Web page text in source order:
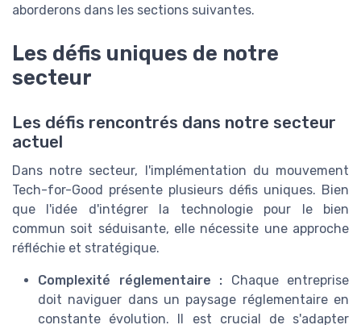
aborderons dans les sections suivantes.
Les défis uniques de notre
secteur
Les défis rencontrés dans notre secteur
actuel
Dans notre secteur, l'implémentation du mouvement
Tech-for-Good présente plusieurs défis uniques. Bien
que l'idée d'intégrer la technologie pour le bien
commun soit séduisante, elle nécessite une approche
réfléchie et stratégique.
Complexité réglementaire : Chaque entreprise
doit naviguer dans un paysage réglementaire en
constante évolution. Il est crucial de s'adapter